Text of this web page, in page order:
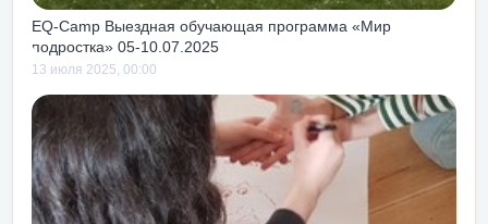
EQ-Camp Выездная обучающая программа «Мир
подростка» 05-10.07.2025
13 июля 2025, 00:00